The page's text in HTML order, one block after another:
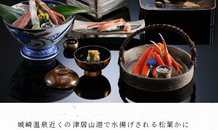
城崎温泉近くの津居山港で水揚げされる松葉かに